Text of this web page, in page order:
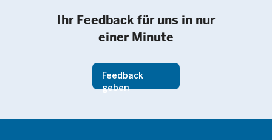
August
Ihr Feedback für uns in nur
einer Minute
Feedback
geben